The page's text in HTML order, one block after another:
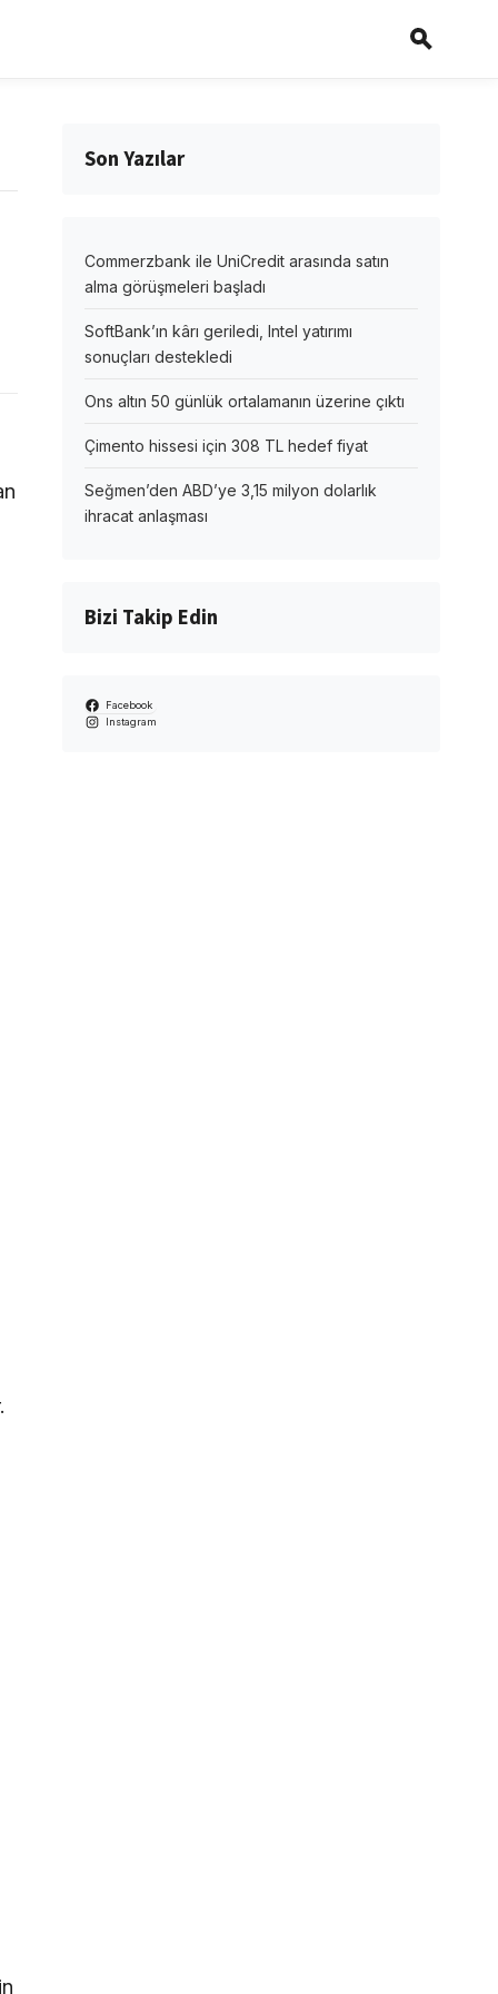
Son Yazılar
Commerzbank ile UniCredit arasında satın
alma görüşmeleri başladı
SoftBank’ın kârı geriledi, Intel yatırımı
sonuçları destekledi
Ons altın 50 günlük ortalamanın üzerine çıktı
Çimento hissesi için 308 TL hedef fiyat
Seğmen’den ABD’ye 3,15 milyon dolarlık
ihracat anlaşması
Bizi Takip Edin
Facebook
Instagram